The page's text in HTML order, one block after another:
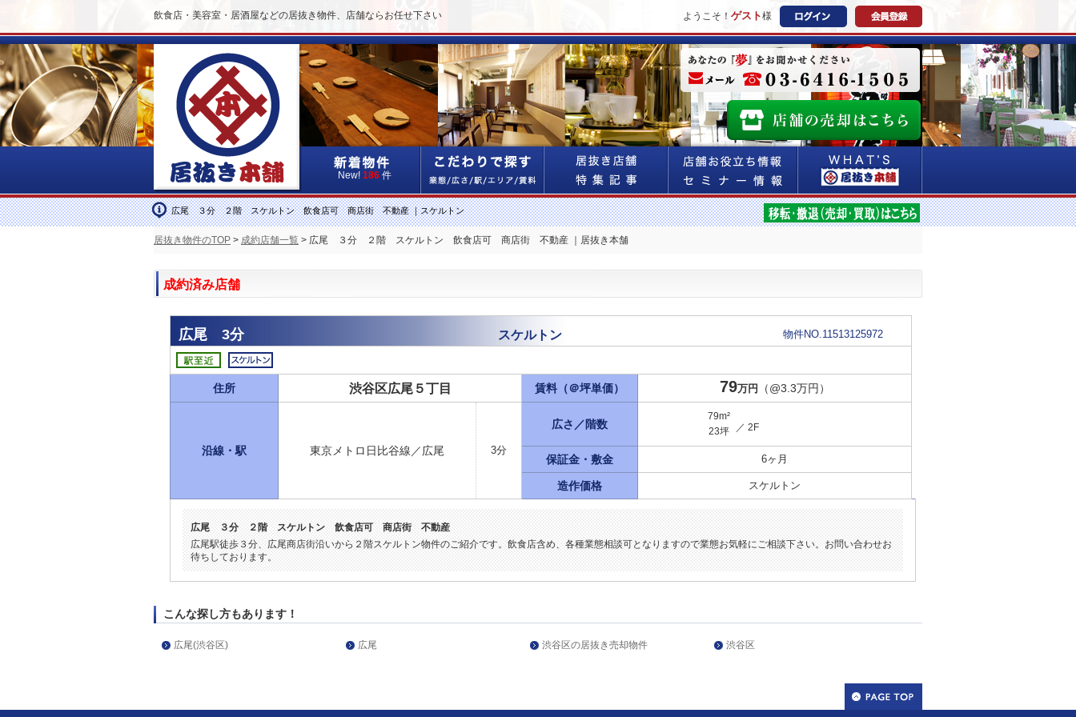
飲食店・美容室・居酒屋などの居抜き物件、店舗ならお任せ下さい ようこそ！ ゲスト様
New! 186 件
広尾 ３分 ２階 スケルトン 飲食店可 商店街 不動産 ｜スケルトン
居抜き物件のTOP > 成約店舗一覧 > 広尾 ３分 ２階 スケルトン 飲食店可 商店街 不動産 ｜居抜き本舗
成約済み店舗
広尾 3分 スケルトン 物件NO.11513125972
住所 渋谷区広尾５丁目 賃料（＠坪単価） 79万円 （@3.3万円）
沿線・駅 東京メトロ日比谷線／広尾 3分
広さ／階数
79m²
23坪
／ 2F
保証金・敷金 6ヶ月
造作価格 スケルトン
広尾 ３分 ２階 スケルトン 飲食店可 商店街 不動産
広尾駅徒歩３分、広尾商店街沿いから２階スケルトン物件のご紹介です。飲食店含め、各種業態相談可となりますので業態お気軽にご相談下さい。お問い合わせお
待ちしております。
こんな探し方もあります！
広尾(渋谷区) 広尾 渋谷区の居抜き売却物件 渋谷区